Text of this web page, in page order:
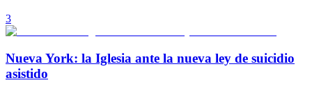
3
Nueva York: la Iglesia ante la nueva ley de suicidio
asistido